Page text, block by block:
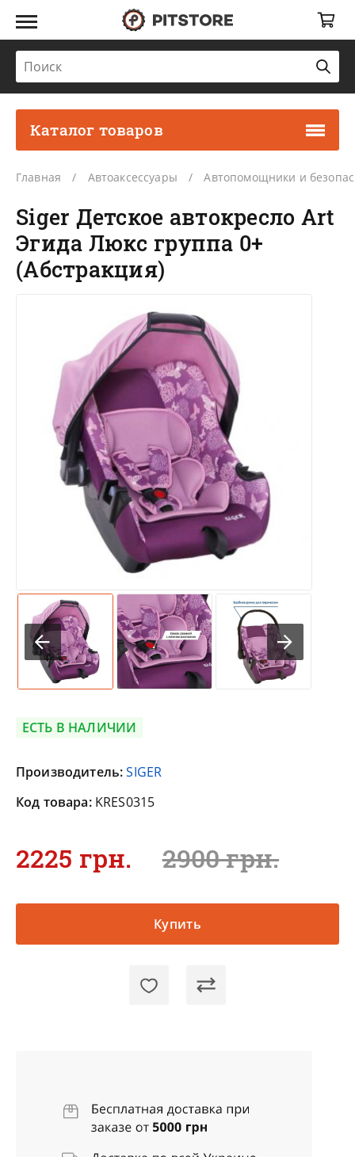
Каталог товаров
Главная Автоаксессуары Автопомощники и
Siger Детское автокресло Art
Эгида Люкс группа 0+
(Абстракция)
ЕСТЬ В НАЛИЧИИ
Производитель:SIGER
Код товара: KRES0315
2225 грн. 2900 грн.
Купить